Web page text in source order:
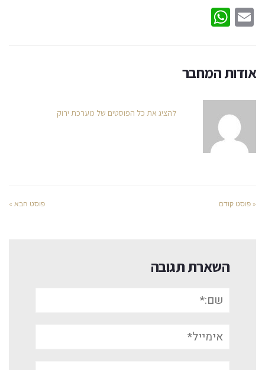
Email
אודות המחבר
להציג את כל הפוסטים של מערכת ירוק
« פוסט קודם פוסט הבא »
השארת תגובה
אימייל*